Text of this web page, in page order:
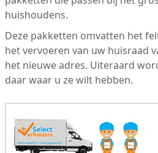
huishoudens.
Deze pakketten omvatten het
het vervoeren van uw huisraad
het nieuwe adres. Uiteraard
daar waar u ze wilt hebben.